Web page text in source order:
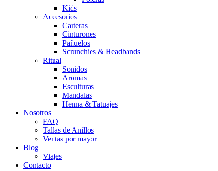
Kids
Accesorios
Carteras
Cinturones
Pañuelos
Scrunchies & Headbands
Ritual
Sonidos
Aromas
Esculturas
Mandalas
Henna & Tatuajes
Nosotros
FAQ
Tallas de Anillos
Ventas por mayor
Blog
Viajes
Contacto